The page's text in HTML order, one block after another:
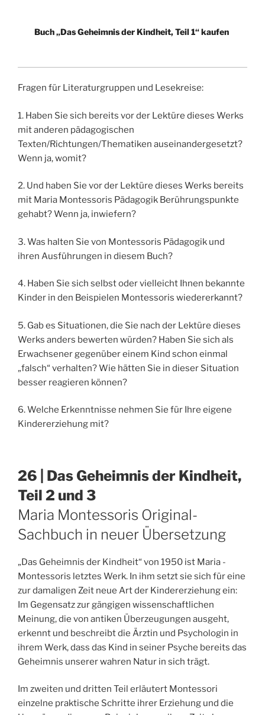
Buch „Das Geheimnis der Kindheit, Teil 1“ kaufen
Fragen für Literaturgruppen und Lesekreise:
1. Haben Sie sich bereits vor der Lektüre dieses Werks
mit anderen pädagogischen
Texten/Richtungen/Thematiken auseinandergesetzt?
Wenn ja, womit?
2. Und haben Sie vor der Lektüre dieses Werks bereits
mit Maria Montessoris Pädagogik Berührungspunkte
gehabt? Wenn ja, inwiefern?
3. Was halten Sie von Montessoris Pädagogik und
ihren Ausführungen in diesem Buch?
4. Haben Sie sich selbst oder vielleicht Ihnen bekannte
Kinder in den Beispielen Montessoris wiedererkannt?
5. Gab es Situationen, die Sie nach der Lektüre dieses
Werks anders bewerten würden? Haben Sie sich als
Erwachsener gegenüber einem Kind schon einmal
„falsch“ verhalten? Wie hätten Sie in dieser Situation
besser reagieren können?
6. Welche Erkenntnisse nehmen Sie für Ihre eigene
Kindererziehung mit?
26 | Das Geheimnis der Kindheit,
Teil 2 und 3
Maria Montessoris Original-
Sachbuch in neuer Übersetzung
„Das Geheimnis der Kindheit“ von 1950 ist Maria ­
Montessoris letztes Werk. In ihm setzt sie sich für eine
zur damaligen Zeit neue Art der Kindererziehung ein:
Im Gegensatz zur gängigen wissenschaftlichen
Meinung, die von antiken Überzeugungen ausgeht,
erkennt und beschreibt die Ärztin und Psychologin in
ihrem Werk, dass das Kind in seiner Psyche bereits das
Geheimnis unserer wahren Natur in sich trägt.
Im zweiten und dritten Teil erläutert Montessori
einzelne praktische Schritte ihrer Erziehung und die